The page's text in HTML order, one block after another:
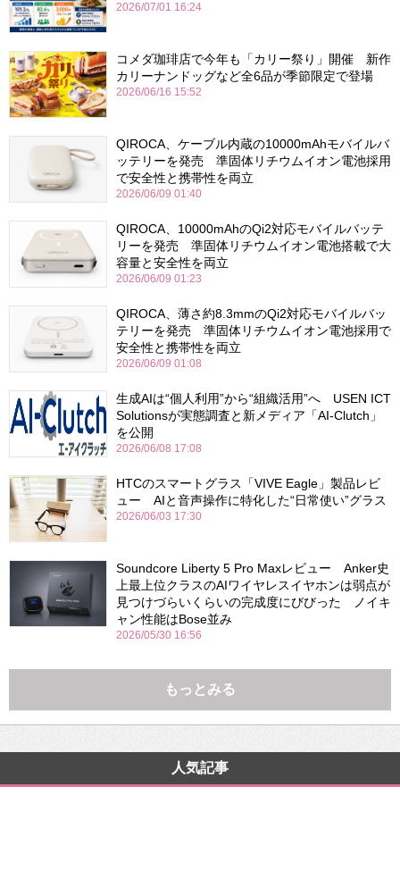
2026/07/01 16:24
コメダ珈琲店で今年も「カリー祭り」開催 新作
カリーナンドッグなど全6品が季節限定で登場
2026/06/16 15:52
QIROCA、ケーブル内蔵の10000mAhモバイルバ
ッテリーを発売 準固体リチウムイオン電池採用
で安全性と携帯性を両立
2026/06/09 01:40
QIROCA、10000mAhのQi2対応モバイルバッテ
リーを発売 準固体リチウムイオン電池搭載で大
容量と安全性を両立
2026/06/09 01:23
QIROCA、薄さ約8.3mmのQi2対応モバイルバッ
テリーを発売 準固体リチウムイオン電池採用で
安全性と携帯性を両立
2026/06/09 01:08
生成AIは“個人利用”から“組織活用”へ USEN ICT
Solutionsが実態調査と新メディア「AI-Clutch」
を公開
2026/06/08 17:08
HTCのスマートグラス「VIVE Eagle」製品レビ
ュー AIと音声操作に特化した“日常使い”グラス
2026/06/03 17:30
Soundcore Liberty 5 Pro Maxレビュー Anker史
上最上位クラスのAIワイヤレスイヤホンは弱点が
見つけづらいくらいの完成度にびびった ノイキ
ャン性能はBose並み
2026/05/30 16:56
もっとみる
人気記事